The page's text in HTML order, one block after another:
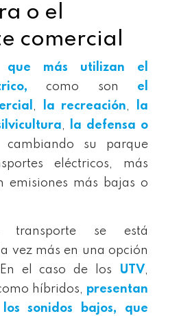
o el
comercial
que más utilizan el
como son el
, la recreación,
la
,
la defensa o
cambiando su parque
eléctricos, más
emisiones más bajas o
se está
vez más en una opción
el caso de los
UTV,
híbridos, presentan
sonidos bajos, que